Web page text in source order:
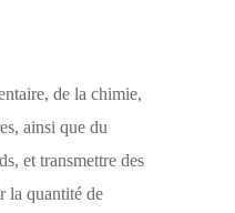
de la chimie,
ainsi que du
et transmettre des
la quantité de